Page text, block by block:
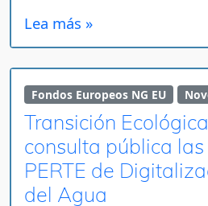
Lea más »
Fondos Europeos NG EU
Transición
consulta pública
PERTE de
del Agua